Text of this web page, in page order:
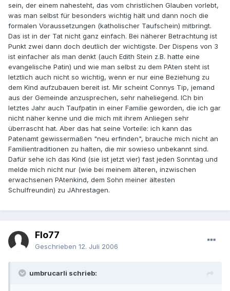
sein, der einem nahesteht, das vom christlichen Glauben vorlebt,
was man selbst für besonders wichtig hält und dann noch die
formalen Voraussetzungen (katholischer Taufschein) mitbringt.
Das ist in der Tat nicht ganz einfach. Bei näherer Betrachtung ist
Punkt zwei dann doch deutlich der wichtigste. Der Dispens von 3
ist einfacher als man denkt (auch Edith Stein z.B. hatte eine
evangelische Patin) und wie man selbst zu dem PAten steht ist
letztlich auch nicht so wichtig, wenn er nur eine Beziehung zu
dem Kind aufzubauen bereit ist. Mir scheint Connys Tip, jemand
aus der Gemeinde anzusprechen, sehr naheliegend. ICh bin
letztes Jahr auch Taufpatin in einer Familie geworden, die ich gar
nicht näher kenne und die mich mit ihrem Anliegen sehr
überrascht hat. Aber das hat seine Vorteile: ich kann das
Patenamt gewissermaßen "neu erfinden", brauche mich nicht an
Familientraditionen zu halten, die mir sowieso unbekannt sind.
Dafür sehe ich das Kind (sie ist jetzt vier) fast jeden Sonntag und
melde mich nicht nur (wie bei meinem älteren, inzwischen
erwachsenen PAtenkind, dem Sohn meiner ältesten
Schulfreundin) zu JAhrestagen.
Flo77
Geschrieben 12. Juli 2006
umbrucarli schrieb: